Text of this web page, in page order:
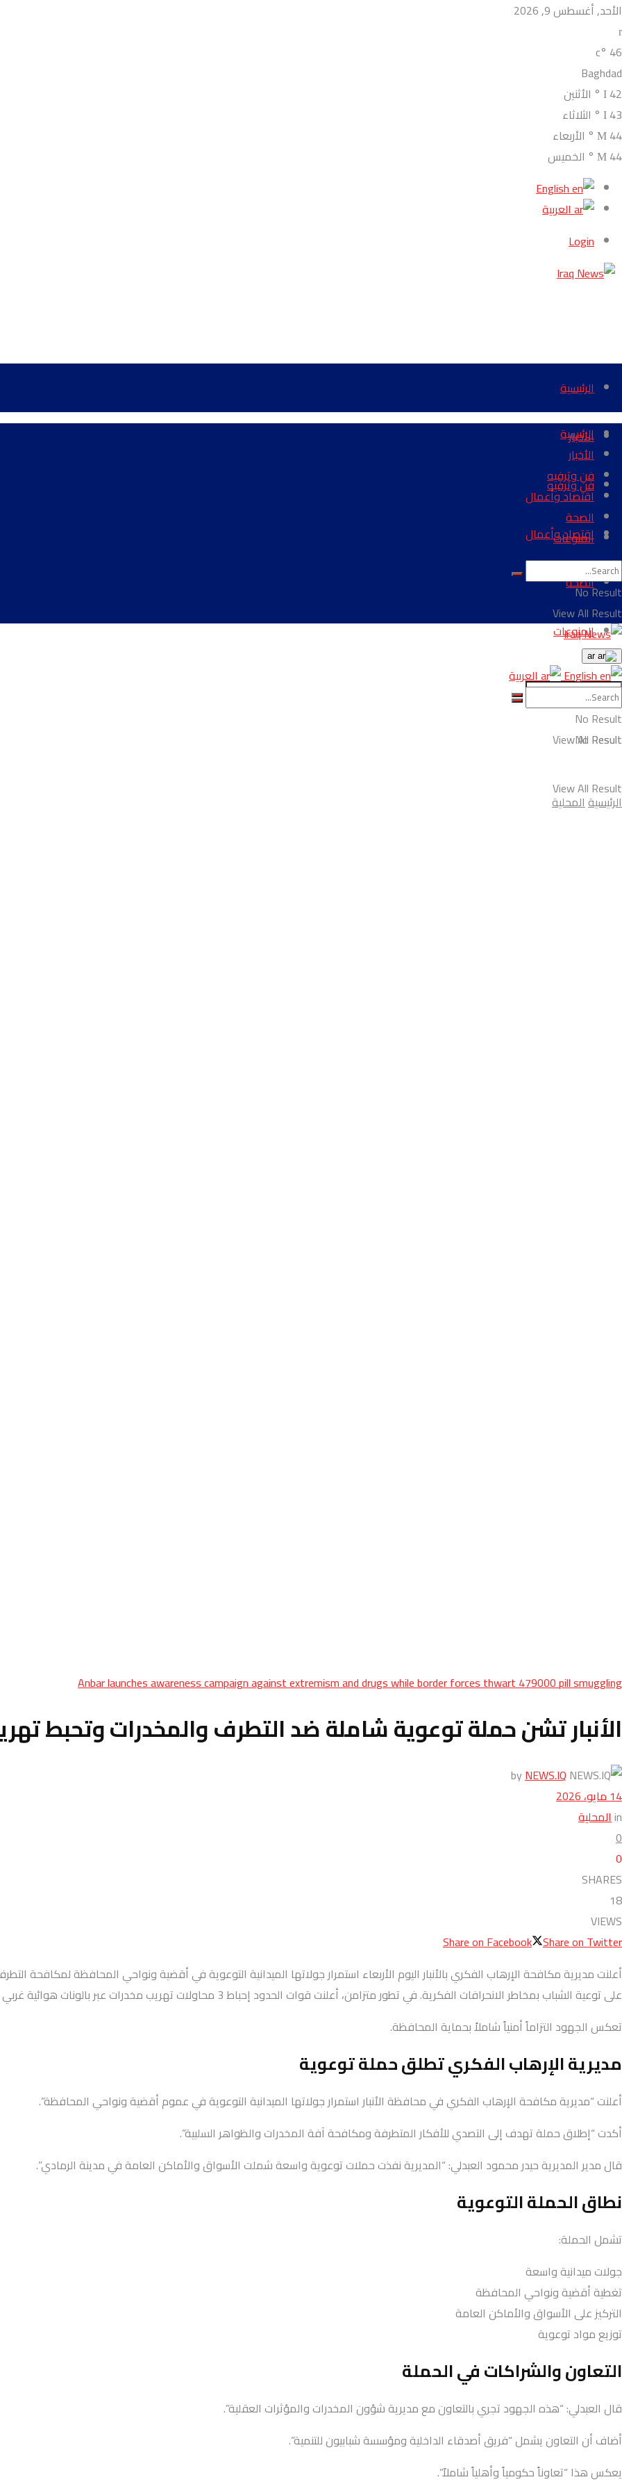
الأحد, أغسطس 9, 2026
46
°c
Baghdad
42
° الأثنين
43
° الثلاثاء
44
° الأربعاء
44
° الخميس
English
العربية
Login
الرئيسية
الأخبار
فن وترفيه
اقتصاد وأعمال
الصحة
المنوعات
No Result
View All Result
الرئيسية
الأخبار
فن وترفيه
اقتصاد وأعمال
الصحة
المنوعات
No Result
View All Result
ar
English العربية
No Result
View All Result
الرئيسيةالمحلية
Anbar launches awareness campaign against extremism and drugs while border forces thwart 479000 pill smuggling
الأنبار تشن حملة توعوية شاملة ضد التطرف والمخدرات وتحبط تهريب 479 ألف
byNEWS.IQ
14 مايو، 2026
inالمحلية
0
0
SHARES
18
VIEWS
Share on Facebook Share on Twitter
أعلنت مديرية مكافحة الإرهاب الفكري بالأنبار اليوم الأربعاء استمرار جولاتها الميدانية التوعوية في أقضية ونواحي المحافظة لمكافحة
على توعية الشباب بمخاطر الانحرافات الفكرية. في تطور متزامن، أعلنت قوات الحدود إحباط 3 محاولات تهريب مخدرات عبر بالونات هوائية غربي الأنبار بقيت 479 ألف حبة مخدرة.
تعكس الجهود التزاماً أمنياً شاملاً بحماية المحافظة.
مديرية الإرهاب الفكري تطلق حملة توعوية
أعلنت “مديرية مكافحة الإرهاب الفكري في محافظة الأنبار استمرار جولاتها الميدانية التوعوية في عموم أقضية ونواحي المحافظة”.
أكدت “إطلاق حملة تهدف إلى التصدي للأفكار المتطرفة ومكافحة آفة المخدرات والظواهر السلبية”.
قال مدير المديرية حيدر محمود العبدلي: “المديرية نفذت حملات توعوية واسعة شملت الأسواق والأماكن العامة في مدينة الرمادي”.
نطاق الحملة التوعوية
تشمل الحملة:
جولات ميدانية واسعة
تغطية أقضية ونواحي المحافظة
التركيز على الأسواق والأماكن العامة
توزيع مواد توعوية
التعاون والشراكات في الحملة
قال العبدلي: “هذه الجهود تجري بالتعاون مع مديرية شؤون المخدرات والمؤثرات العقلية”.
أضاف أن التعاون يشمل “فريق أصدقاء الداخلية ومؤسسة شبابيون للتنمية”.
يعكس هذا “تعاوناً حكومياً وأهلياً شاملاً”.